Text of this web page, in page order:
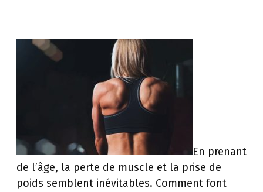
En prenant
de l’âge, la perte de muscle et la prise de
poids semblent inévitables. Comment font